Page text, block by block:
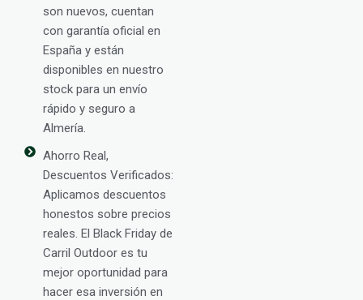
son nuevos, cuentan
con garantía oficial en
España y están
disponibles en nuestro
stock para un envío
rápido y seguro a
Almería.
Ahorro Real,
Descuentos Verificados:
Aplicamos descuentos
honestos sobre precios
reales. El Black Friday de
Carril Outdoor es tu
mejor oportunidad para
hacer esa inversión en